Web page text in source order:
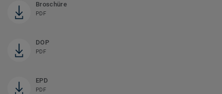
Broschüre
PDF
DOP
PDF
EPD
PDF